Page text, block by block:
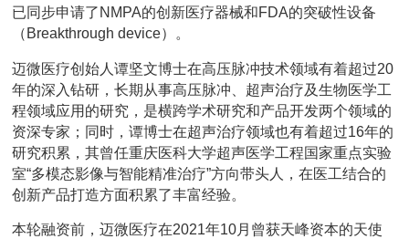
已同步申请了NMPA的创新医疗器械和FDA的突破性设备
（Breakthrough device）。
迈微医疗创始人谭坚文博士在高压脉冲技术领域有着超过20
年的深入钻研，长期从事高压脉冲、超声治疗及生物医学工
程领域应用的研究，是横跨学术研究和产品开发两个领域的
资深专家；同时，谭博士在超声治疗领域也有着超过16年的
研究积累，其曾任重庆医科大学超声医学工程国家重点实验
室“多模态影像与智能精准治疗”方向带头人，在医工结合的
创新产品打造方面积累了丰富经验。
本轮融资前，迈微医疗在2021年10月曾获天峰资本的天使